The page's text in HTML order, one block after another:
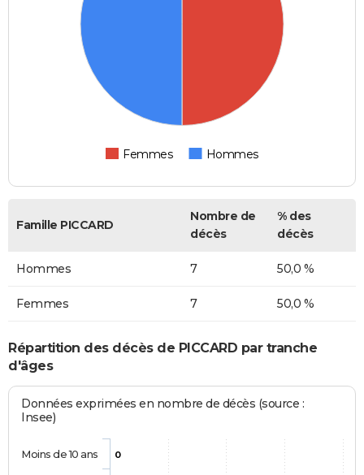
Femmes Hommes
Famille PICCARD
Nombre de
décès
% des
décès
Hommes 7 50,0 %
Femmes 7 50,0 %
Répartition des décès de PICCARD par tranche
d'âges
Données exprimées en nombre de décès (source :
Insee)
0
Moins de 10 ans